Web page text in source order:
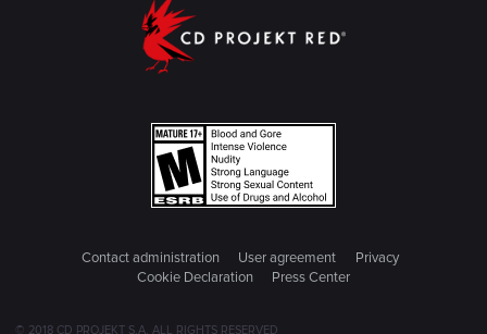
Contact administration User agreement
Privacy
Cookie Declaration
Press Center
© 2018 CD PROJEKT S.A. ALL RIGHTS RESERVED